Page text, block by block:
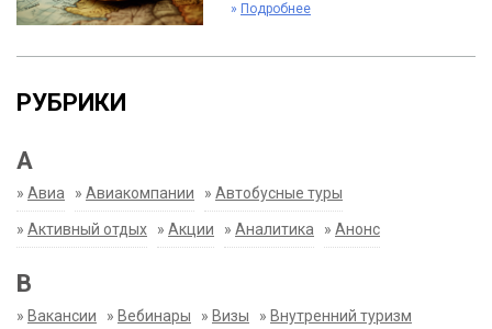
» Подробнее
РУБРИКИ
А
» Авиа » Авиакомпании » Автобусные туры
» Активный отдых » Акции » Аналитика » Анонс
В
» Вакансии » Вебинары » Визы » Внутренний туризм